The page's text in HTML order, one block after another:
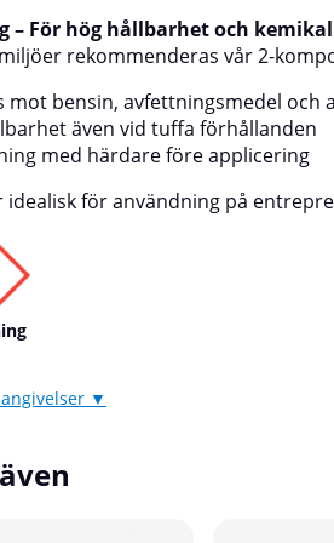
temperatur:
minuter.Efter
och spraya
ObsSkarpa
för bästa
metallic-kulörer
– För hög hållbarhet och
rekommenderas vår 2-
mot bensin, avfettningsmedel och
även vid tuffa förhållanden
med härdare före applicering
idealisk för användning på
▼